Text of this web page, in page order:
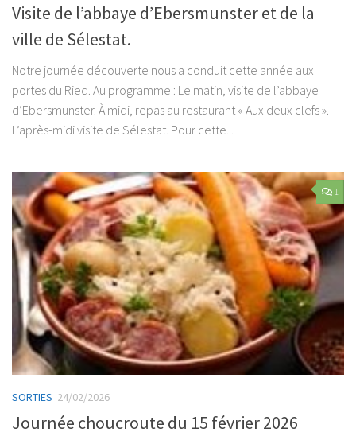
Visite de l’abbaye d’Ebersmunster et de la
ville de Sélestat.
Notre journée découverte nous a conduit cette année aux
portes du Ried. Au programme : Le matin, visite de l’abbaye
d’Ebersmunster. À midi, repas au restaurant « Aux deux clefs ».
L’après-midi visite de Sélestat. Pour cette...
1
SORTIES 24/02/2026
Journée choucroute du 15 février 2026